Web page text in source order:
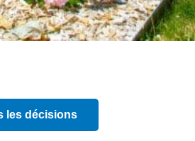
les décisions